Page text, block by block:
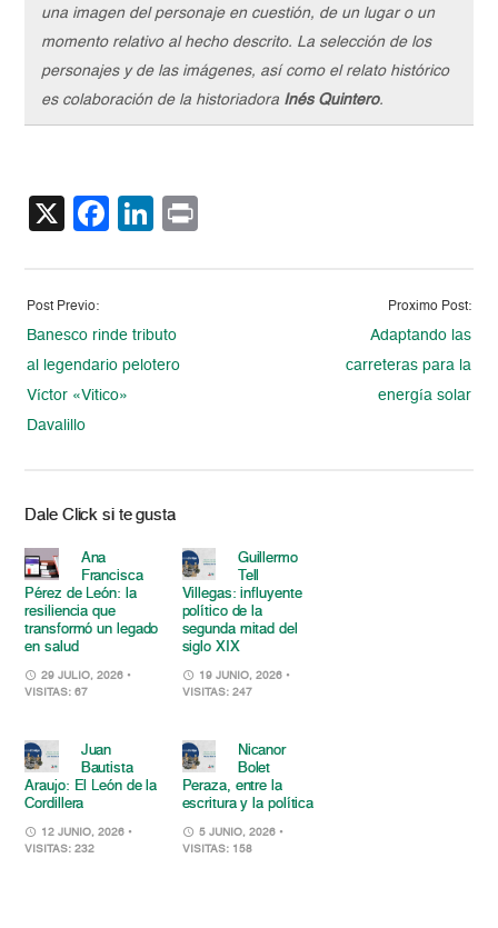
una imagen del personaje en cuestión, de un lugar o un
momento relativo al hecho descrito. La selección de los
personajes y de las imágenes, así como el relato histórico
es colaboración de la historiadora Inés Quintero.
X Facebook
LinkedIn
Post Previo:
Banesco rinde tributo
al legendario pelotero
Víctor «Vitico»
Davalillo
Proximo Post:
Adaptando las
carreteras para la
energía solar
Dale Click si te gusta
Ana
Francisca
Pérez de León: la
resiliencia que
transformó un legado
en salud
29 JULIO, 2026 •
VISITAS: 67
Guillermo
Tell
Villegas: influyente
político de la
segunda mitad del
siglo XIX
19 JUNIO, 2026 •
VISITAS: 247
Juan
Bautista
Araujo: El León de la
Cordillera
12 JUNIO, 2026 •
VISITAS: 232
Nicanor
Bolet
Peraza, entre la
escritura y la política
5 JUNIO, 2026 •
VISITAS: 158